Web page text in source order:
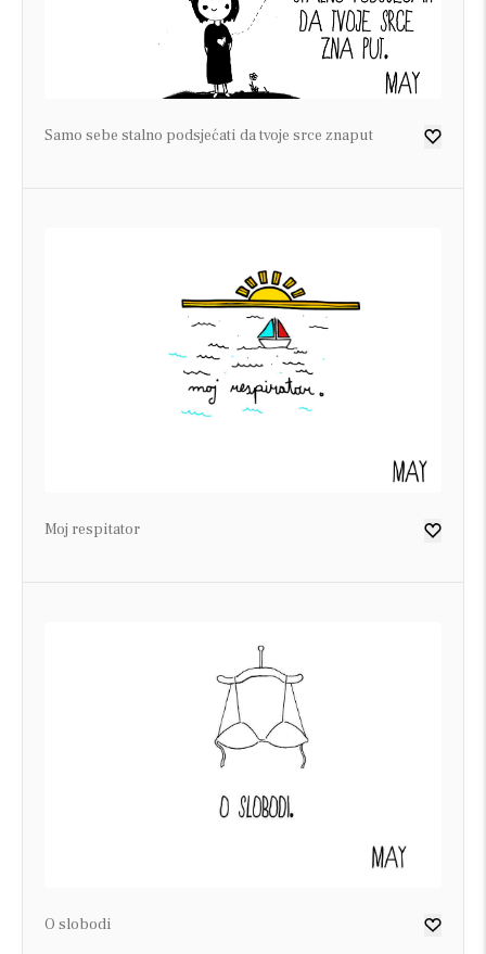
Samo sebe stalno podsjećati da tvoje srce znaput
Moj respitator
O slobodi